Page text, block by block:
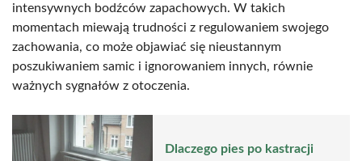
intensywnych bodźców zapachowych. W takich
momentach miewają trudności z regulowaniem swojego
zachowania, co może objawiać się nieustannym
poszukiwaniem samic i ignorowaniem innych, równie
ważnych sygnałów z otoczenia.
Dlaczego pies po kastracji